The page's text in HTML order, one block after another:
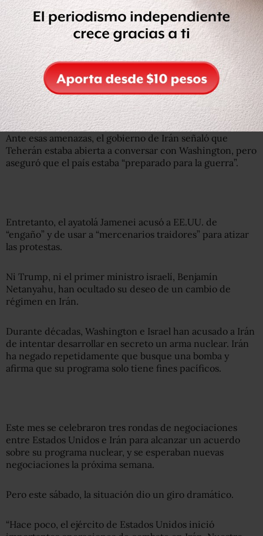
En las protestas antigubernamentales, que alcanzaron un
nivel nunca visto en los 47 años de historia de la
República Islámica, murieron miles de personas por la
represión de las fuerzas de seguridad.
El presidente de Estados Unidos, Donald Trump,
repetidamente amenazó con tomar acción militar por la
muerte de los manifestantes.
Ante esas amenazas, el gobierno de Irán señaló que
Teherán estaba abierta a conversar con Washington, pero
aseguró que el país estaba “preparado para la guerra”.
Entretanto, el ayatolá Jamenei acusó a EE.UU. de
“engaño” y de usar a “mercenarios traidores” para atizar
las protestas.
Ni Trump, ni el primer ministro israelí, Benjamín
Netanyahu, han ocultado su deseo de un cambio de
régimen en Irán.
Durante décadas, Washington e Israel han acusado a Irán
de intentar desarrollar en secreto un arma nuclear. Irán
ha negado repetidamente que busque una bomba y
afirma que su programa solo tiene fines pacíficos.
Este mes se celebraron tres rondas de negociaciones
entre Estados Unidos e Irán para alcanzar un acuerdo
sobre su programa nuclear, y se esperaban nuevas
negociaciones la próxima semana.
Pero este sábado, la situación dio un giro dramático.
“Hace poco, el ejército de Estados Unidos inició